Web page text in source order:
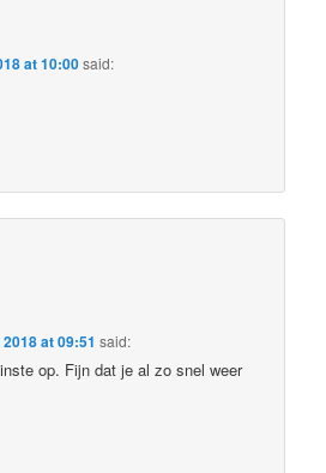
at 10:00said:
at 09:51 said:
op. Fijn dat je al zo snel weer